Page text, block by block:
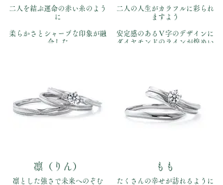
二人を結ぶ運命の赤い糸のよう
に
柔らかさとシャープな印象が融
合した
価格：【婚約指輪 】
Pt900￥170,500
【結婚指輪】Pt900 左:￥110,000
二人の人生がカラフルに彩られ
ますよう
安定感のあるＶ字のデザインに
ダイヤモンドのラインが煌めい
価格：【婚約指輪 】
Pt900￥170,500
【結婚指輪】Pt900 左:￥110,000
右:￥110,000（全て税込）
凛（りん）
凛とした強さで未来へのぞむ
もも
たくさんの幸せが訪れるように